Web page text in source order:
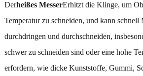
Derheißes MesserErhitzt die Klinge, um
Temperatur zu schneiden, und kann schnell
durchdringen und durchschneiden,
schwer zu schneiden sind oder eine hohe
erfordern, wie dicke Kunststoffe, Gummi,